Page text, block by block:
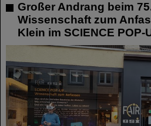
Großer Andrang beim
Wissenschaft zum
Klein im SCIENCE POP-